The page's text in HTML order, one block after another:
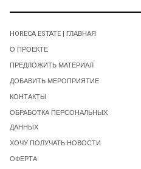
HORECA ESTATE | ГЛАВНАЯ
О ПРОЕКТЕ
ПРЕДЛОЖИТЬ МАТЕРИАЛ
ДОБАВИТЬ МЕРОПРИЯТИЕ
КОНТАКТЫ
ОБРАБОТКА ПЕРСОНАЛЬНЫХ
ДАННЫХ
ХОЧУ ПОЛУЧАТЬ НОВОСТИ
ОФЕРТА